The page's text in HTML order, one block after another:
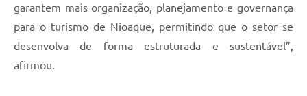
garantem mais organização, planejamento e governança
para o turismo de Nioaque, permitindo que o setor se
desenvolva de forma estruturada e sustentável”,
afirmou.